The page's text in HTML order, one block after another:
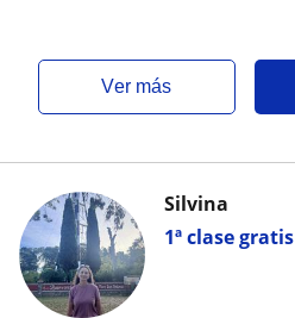
ver más
1ª clase gratis
Silvina